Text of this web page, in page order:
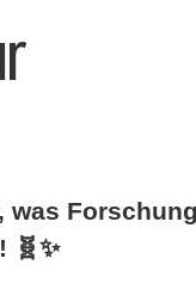
was